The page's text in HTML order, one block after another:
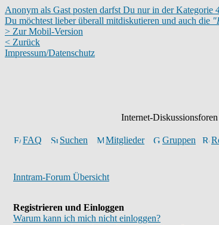
Anonym als Gast posten darfst Du nur in der Kategorie
Du möchtest lieber überall mitdiskutieren und auch die
> Zur Mobil-Version
< Zurück
Impressum/Datenschutz
Internet-
FAQ Suchen Mitglieder Gruppen
Inntram-Forum Übersicht
Registrieren und Einloggen
Warum kann ich mich nicht einloggen?